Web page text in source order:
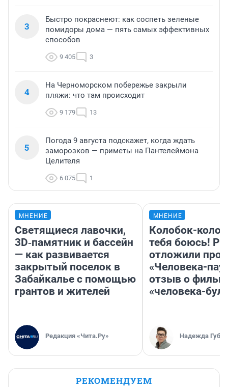
3
Быстро покраснеют: как соспеть зеленые
помидоры дома — пять самых эффективных
способов
9 405 3
4
На Черноморском побережье закрыли
пляжи: что там происходит
9 179 13
5
Погода 9 августа подскажет, когда ждать
заморозков — приметы на Пантелеймона
Целителя
6 075 1
МНЕНИЕ
Светящиеся лавочки,
3D‑памятник и бассейн
— как развивается
закрытый поселок в
Забайкалье с помощью
грантов и жителей
Редакция «Чита.Ру»
МНЕНИЕ
Колобок-
тебя боюсь!
отложили
«Человека-
отзыв о
«человека-
Надежда
РЕКОМЕНДУЕМ